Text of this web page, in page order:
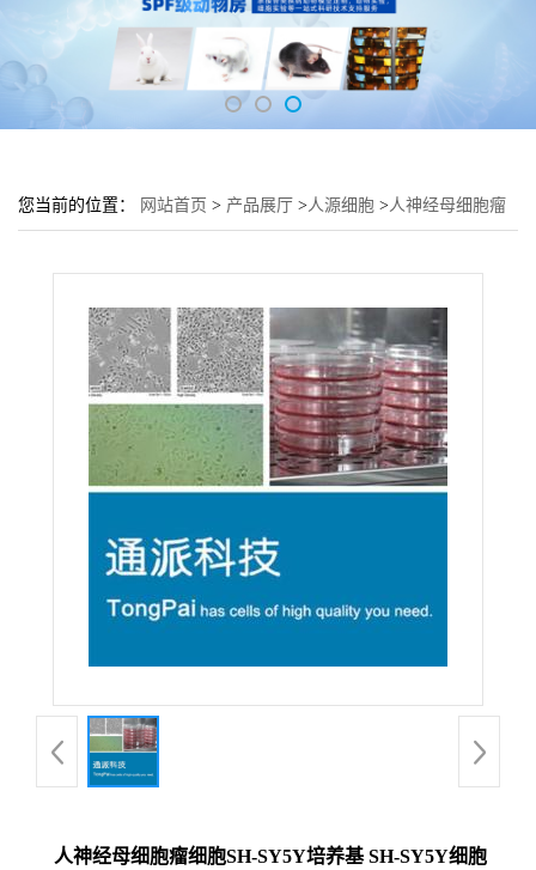
您当前的位置： 网站首页 > 产品展厅 >人源细胞 >人神经母细胞瘤
人神经母细胞瘤细胞SH-SY5Y培养基 SH-SY5Y细胞